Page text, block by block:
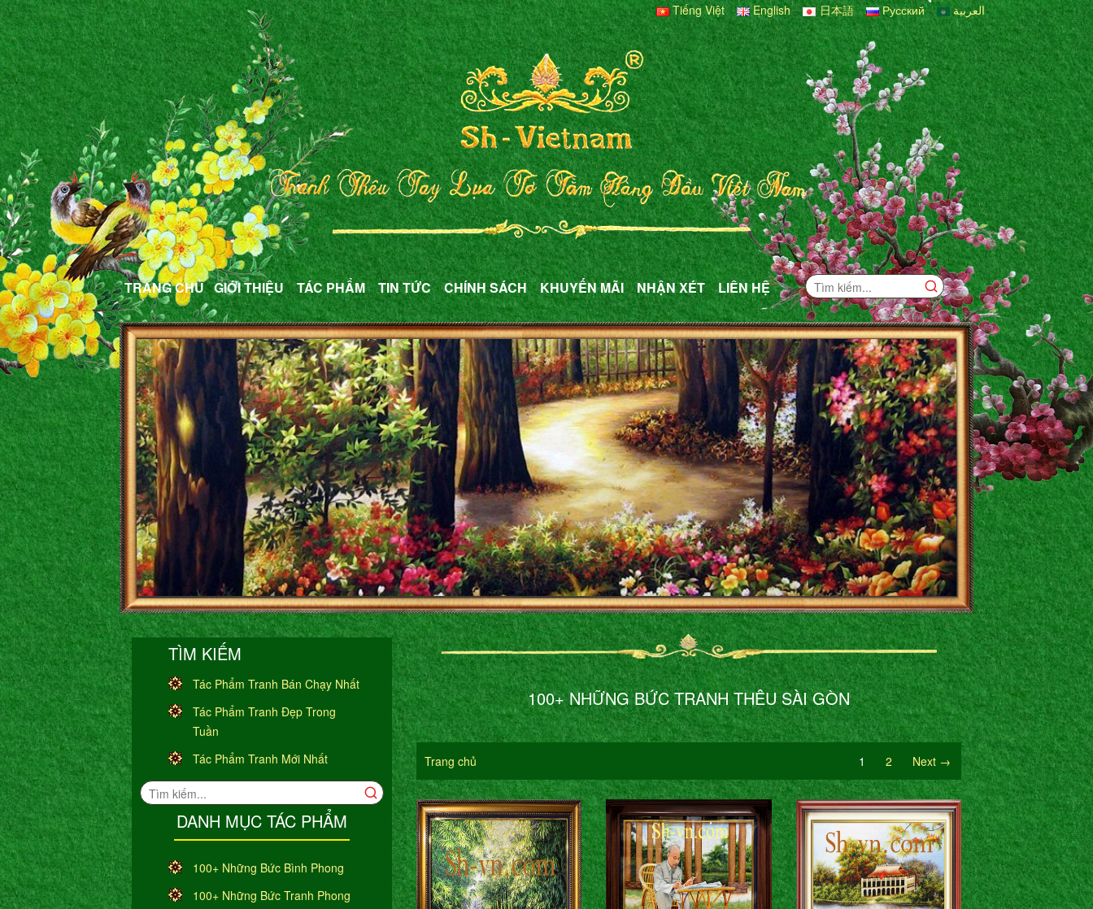
Tiếng Việt English 日本語 Русский العربية
TRANG CHỦ GIỚI THIỆU TÁC PHẨM TIN TỨC CHÍNH SÁCH KHUYẾN MÃI NHẬN XÉT LIÊN HỆ
100+ NHỮNG BỨC TRANH THÊU SÀI GÒN
Trang chủ 1 2 Next →
TÌM KIẾM
Tác Phẩm Tranh Bán Chạy Nhất
Tác Phẩm Tranh Đẹp Trong
Tuần
Tác Phẩm Tranh Mới Nhất
DANH MỤC TÁC PHẨM
100+ Những Bức Bình Phong
100+ Những Bức Tranh Phong